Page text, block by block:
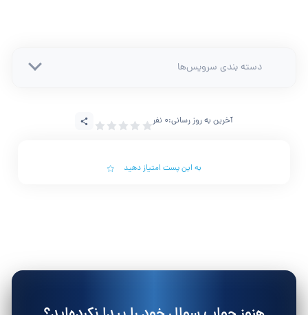
دسته بندی سرویس‌ها
آخرین به روز رسانی:0 نفر
به این پست امتیاز دهید